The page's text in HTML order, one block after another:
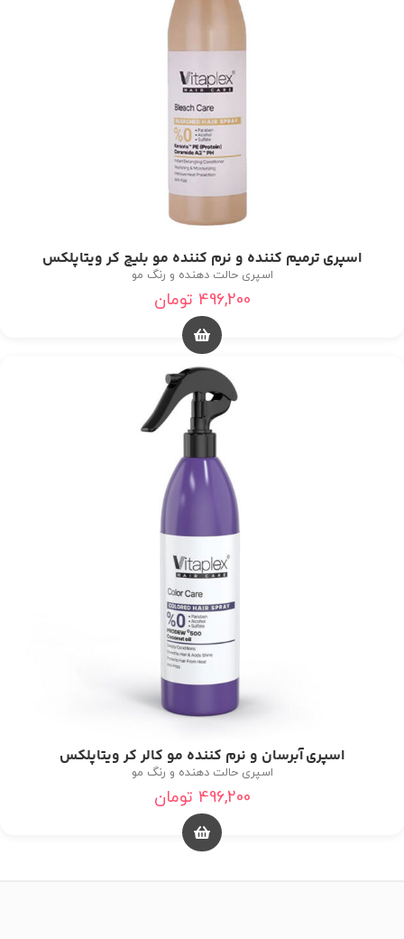
اسپری ترمیم کننده و نرم کننده مو بلیچ کر ویتاپلکس
اسپری حالت دهنده و رنگ مو
496,200 تومان
اسپری آبرسان و نرم کننده مو کالر کر ویتاپلکس
اسپری حالت دهنده و رنگ مو
496,200 تومان